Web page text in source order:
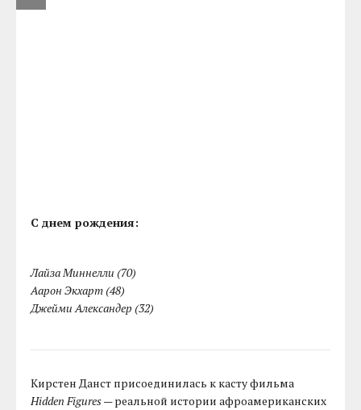
С днем рождения:
Лайза Миннелли (70)
Аарон Экхарт (48)
Джейми Александер (32)
Кирстен Данст присоединилась к касту фильма
Hidden Figures— реальной истории афроамериканских